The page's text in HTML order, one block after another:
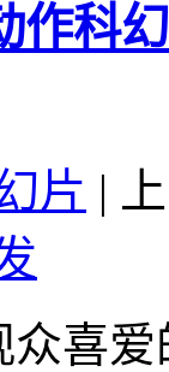
作科
片 |
喜